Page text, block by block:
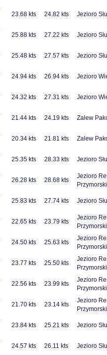
23.68 kts 24.82 kts Jezioro
25.88 kts 27.22 kts Jezioro
25.48 kts 27.57 kts Jezioro
24.94 kts 26.94 kts Jezioro
24.32 kts 27.31 kts Jezioro
21.44 kts 24.19 kts Zalew
20.34 kts 21.81 kts Zalew
25.35 kts 28.33 kts Jezioro
26.28 kts 28.68 kts
Jezioro
25.83 kts 27.74 kts Jezioro
22.65 kts 23.79 kts
Jezioro
24.50 kts 25.63 kts
Jezioro
23.77 kts 25.50 kts
Jezioro
22.56 kts 23.99 kts
Jezioro
21.70 kts 23.14 kts
Jezioro
23.84 kts 25.21 kts Jezioro
24.57 kts 26.11 kts Jezioro